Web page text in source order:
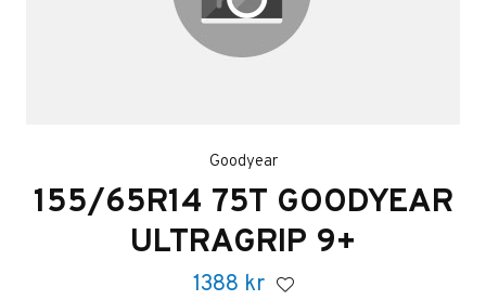
Goodyear
155/65R14 75T GOODYEAR
ULTRAGRIP 9+
1388 kr